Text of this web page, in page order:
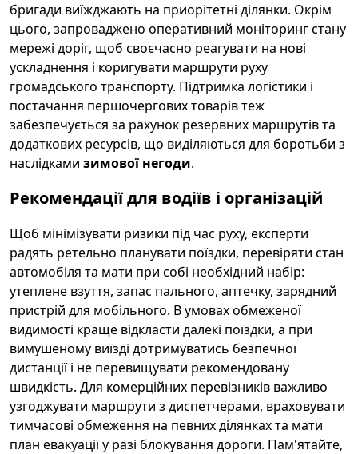
бригади виїжджають на приорітетні ділянки. Окрім
цього, запроваджено оперативний моніторинг стану
мережі доріг, щоб своєчасно реагувати на нові
ускладнення і коригувати маршрути руху
громадського транспорту. Підтримка логістики і
постачання першочергових товарів теж
забезпечується за рахунок резервних маршрутів та
додаткових ресурсів, що виділяються для боротьби з
наслідками зимової негоди.
Рекомендації для водіїв і організацій
Щоб мінімізувати ризики під час руху, експерти
радять ретельно планувати поїздки, перевіряти стан
автомобіля та мати при собі необхідний набір:
утеплене взуття, запас пального, аптечку, зарядний
пристрій для мобільного. В умовах обмеженої
видимості краще відкласти далекі поїздки, а при
вимушеному виїзді дотримуватись безпечної
дистанції і не перевищувати рекомендовану
швидкість. Для комерційних перевізників важливо
узгоджувати маршрути з диспетчерами, враховувати
тимчасові обмеження на певних ділянках та мати
план евакуації у разі блокування дороги. Пам'ятайте,